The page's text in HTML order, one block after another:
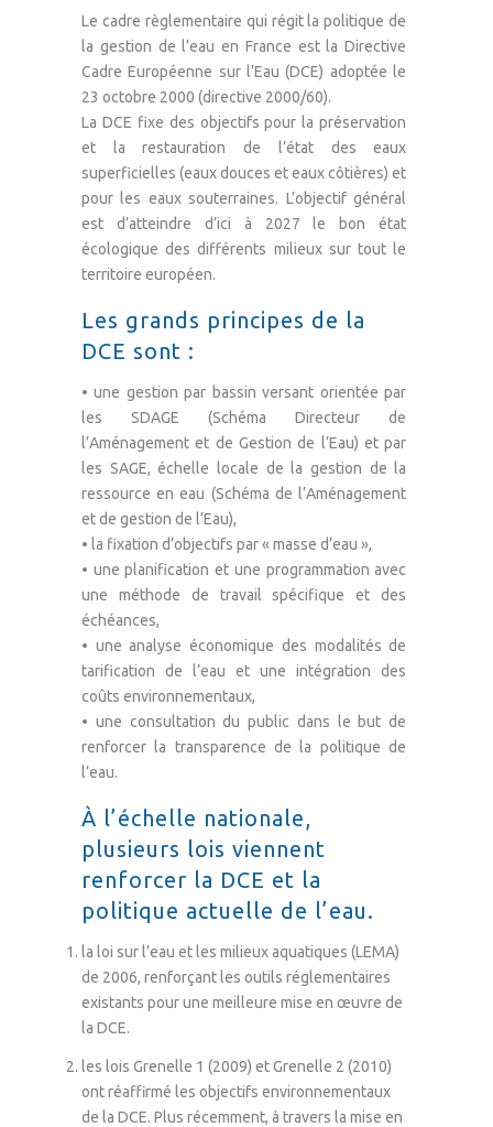
Le cadre règlementaire qui régit la politique de
la gestion de l’eau en France est la Directive
Cadre Européenne sur l’Eau (DCE) adoptée le
23 octobre 2000 (directive 2000/60).
La DCE fixe des objectifs pour la préservation
et la restauration de l’état des eaux
superficielles (eaux douces et eaux côtières) et
pour les eaux souterraines. L’objectif général
est d’atteindre d’ici à 2027 le bon état
écologique des différents milieux sur tout le
territoire européen.
Les grands principes de la
DCE sont :
• une gestion par bassin versant orientée par
les SDAGE (Schéma Directeur de
l’Aménagement et de Gestion de l’Eau) et par
les SAGE, échelle locale de la gestion de la
ressource en eau (Schéma de l’Aménagement
et de gestion de l’Eau),
• la fixation d’objectifs par « masse d’eau »,
• une planification et une programmation avec
une méthode de travail spécifique et des
échéances,
• une analyse économique des modalités de
tarification de l’eau et une intégration des
coûts environnementaux,
• une consultation du public dans le but de
renforcer la transparence de la politique de
l’eau.
À l’échelle nationale,
plusieurs lois viennent
renforcer la DCE et la
politique actuelle de l’eau.
la loi sur l’eau et les milieux aquatiques (LEMA)
de 2006, renforçant les outils réglementaires
existants pour une meilleure mise en œuvre de
la DCE.
les lois Grenelle 1 (2009) et Grenelle 2 (2010)
ont réaffirmé les objectifs environnementaux
de la DCE. Plus récemment, à travers la mise en